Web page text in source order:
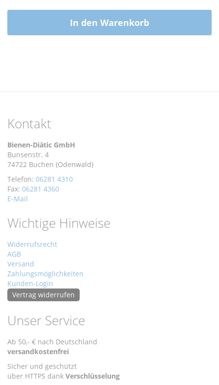
In den Warenkorb
Kontakt
Bienen-Diätic GmbH
Bunsenstr. 4
74722 Buchen (Odenwald)
Telefon: 06281 4310
Fax: 06281 4360
E-Mail
Wichtige Hinweise
Widerrufsrecht
AGB
Versand
Zahlungsmöglichkeiten
Kunden-Login
Vertrag widerrufen
Unser Service
Ab 50,- € nach Deutschland
versandkostenfrei
Sicher und geschützt
über HTTPS dank Verschlüsselung